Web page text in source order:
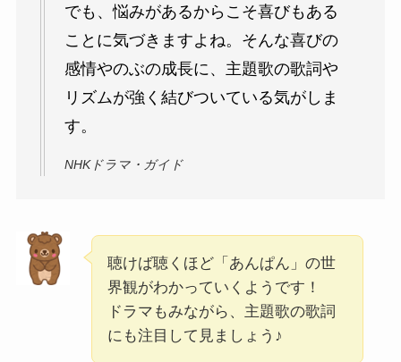
でも、悩みがあるからこそ喜びもある
ことに気づきますよね。そんな喜びの
感情やのぶの成長に、主題歌の歌詞や
リズムが強く結びついている気がしま
す。
NHKドラマ・ガイド
聴けば聴くほど「あんぱん」の世
界観がわかっていくようです！
ドラマもみながら、主題歌の歌詞
にも注目して見ましょう♪